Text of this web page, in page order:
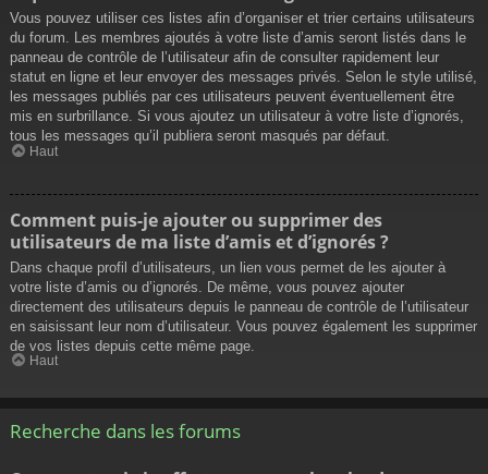
Vous pouvez utiliser ces listes afin d’organiser et trier certains utilisateurs
du forum. Les membres ajoutés à votre liste d’amis seront listés dans le
panneau de contrôle de l’utilisateur afin de consulter rapidement leur
statut en ligne et leur envoyer des messages privés. Selon le style utilisé,
les messages publiés par ces utilisateurs peuvent éventuellement être
mis en surbrillance. Si vous ajoutez un utilisateur à votre liste d’ignorés,
tous les messages qu’il publiera seront masqués par défaut.
Haut
Comment puis-je ajouter ou supprimer des
utilisateurs de ma liste d’amis et d’ignorés ?
Dans chaque profil d’utilisateurs, un lien vous permet de les ajouter à
votre liste d’amis ou d’ignorés. De même, vous pouvez ajouter
directement des utilisateurs depuis le panneau de contrôle de l’utilisateur
en saisissant leur nom d’utilisateur. Vous pouvez également les supprimer
de vos listes depuis cette même page.
Haut
Recherche dans les forums